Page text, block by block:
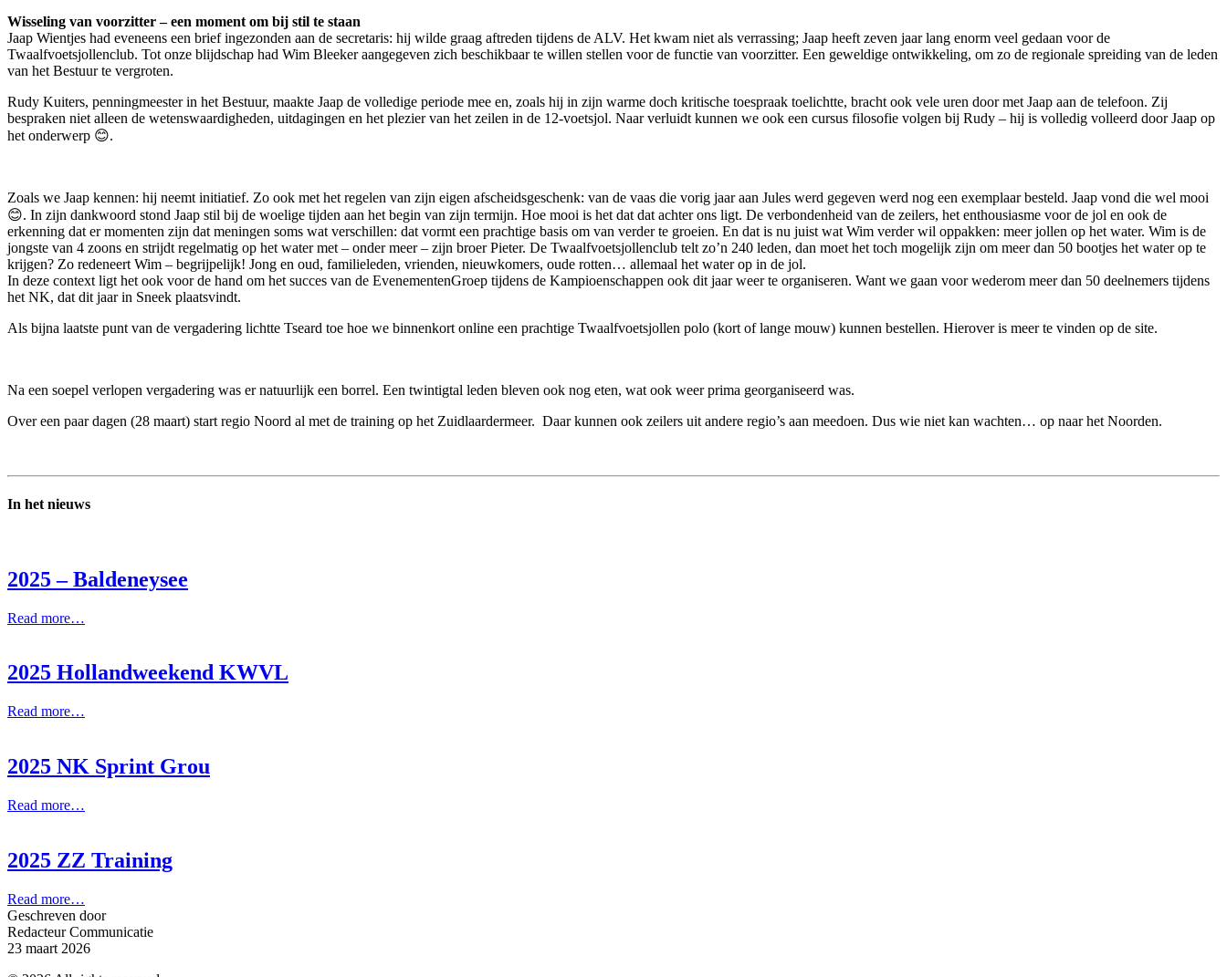
Wisseling van voorzitter – een moment om bij stil te staan
Jaap Wientjes had eveneens een brief ingezonden aan de secretaris: hij wilde graag aftreden tijdens de ALV. Het kwam niet als verrassing; Jaap heeft zeven jaar lang enorm veel gedaan voor de
Twaalfvoetsjollenclub. Tot onze blijdschap had Wim Bleeker aangegeven zich beschikbaar te willen stellen voor de functie van voorzitter. Een geweldige ontwikkeling, om zo de regionale spreiding van de leden
van het Bestuur te vergroten.
Rudy Kuiters, penningmeester in het Bestuur, maakte Jaap de volledige periode mee en, zoals hij in zijn warme doch kritische toespraak toelichtte, bracht ook vele uren door met Jaap aan de telefoon. Zij
bespraken niet alleen de wetenswaardigheden, uitdagingen en het plezier van het zeilen in de 12-voetsjol. Naar verluidt kunnen we ook een cursus filosofie volgen bij Rudy – hij is volledig volleerd door Jaap op
het onderwerp 😊.
Zoals we Jaap kennen: hij neemt initiatief. Zo ook met het regelen van zijn eigen afscheidsgeschenk: van de vaas die vorig jaar aan Jules werd gegeven werd nog een exemplaar besteld. Jaap vond die wel mooi
😊. In zijn dankwoord stond Jaap stil bij de woelige tijden aan het begin van zijn termijn. Hoe mooi is het dat dat achter ons ligt. De verbondenheid van de zeilers, het enthousiasme voor de jol en ook de
erkenning dat er momenten zijn dat meningen soms wat verschillen: dat vormt een prachtige basis om van verder te groeien. En dat is nu juist wat Wim verder wil oppakken: meer jollen op het water. Wim is de
jongste van 4 zoons en strijdt regelmatig op het water met – onder meer – zijn broer Pieter. De Twaalfvoetsjollenclub telt zo’n 240 leden, dan moet het toch mogelijk zijn om meer dan 50 bootjes het water op te
krijgen? Zo redeneert Wim – begrijpelijk! Jong en oud, familieleden, vrienden, nieuwkomers, oude rotten… allemaal het water op in de jol.
In deze context ligt het ook voor de hand om het succes van de EvenementenGroep tijdens de Kampioenschappen ook dit jaar weer te organiseren. Want we gaan voor wederom meer dan 50 deelnemers tijdens
het NK, dat dit jaar in Sneek plaatsvindt.
Als bijna laatste punt van de vergadering lichtte Tseard toe hoe we binnenkort online een prachtige Twaalfvoetsjollen polo (kort of lange mouw) kunnen bestellen. Hierover is meer te vinden op de site.
Na een soepel verlopen vergadering was er natuurlijk een borrel. Een twintigtal leden bleven ook nog eten, wat ook weer prima georganiseerd was.
Over een paar dagen (28 maart) start regio Noord al met de training op het Zuidlaardermeer. Daar kunnen ook zeilers uit andere regio’s aan meedoen. Dus wie niet kan wachten… op naar het Noorden.
In het nieuws
2025 – Baldeneysee
Read more…
2025 Hollandweekend KWVL
Read more…
2025 NK Sprint Grou
Read more…
2025 ZZ Training
Read more…
Geschreven door
Redacteur Communicatie
23 maart 2026